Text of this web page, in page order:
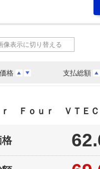
格 支払総額
像表示に切り替える
ｒ Ｆｏｕｒ ＶＴＥＣ
格